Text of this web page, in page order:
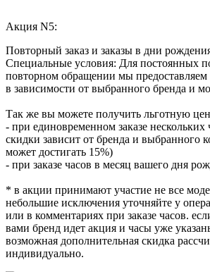
Акция N5:
Повторный заказ и заказы в дни
Специальные условия: Для постоянных
повторном обращении мы предоставляем
в зависимости от выбранного бренда и
Так же вы можете получить льготную
- при единовременном заказе нескольких
скидки зависит от бренда и выбранного
может достигать 15%)
- при заказе часов в месяц вашего дня
* в акции принимают участие не все
небольшие исключения уточняйте у
или в комментариях при заказе часов.
вами бренд идет акция и часы уже
возможная дополнительная скидка
индивидуально.